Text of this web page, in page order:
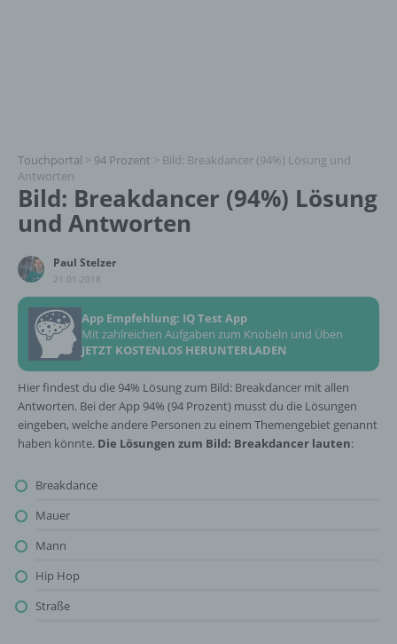
Touchportal > 94 Prozent > Bild: Breakdancer (94%) Lösung und
Antworten
Bild: Breakdancer (94%) Lösung
und Antworten
Paul Stelzer
21.01.2018
App Empfehlung: IQ Test App
Mit zahlreichen Aufgaben zum Knobeln und Üben
JETZT KOSTENLOS HERUNTERLADEN
Hier findest du die 94% Lösung zum Bild: Breakdancer mit allen
Antworten. Bei der App 94% (94 Prozent) musst du die Lösungen
eingeben, welche andere Personen zu einem Themengebiet genannt
haben könnte. Die Lösungen zum Bild: Breakdancer lauten:
Breakdance
Mauer
Mann
Hip Hop
Straße